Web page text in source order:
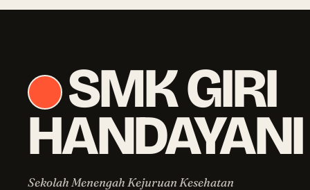
SMK GIRI
HANDAYANI
Sekolah Menengah Kejuruan Kesehatan